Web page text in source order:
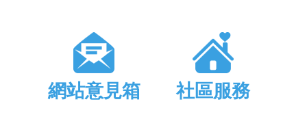
網站意見箱 社區服務